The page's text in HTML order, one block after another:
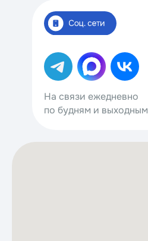
На связи ежедневно
по будням и выходным